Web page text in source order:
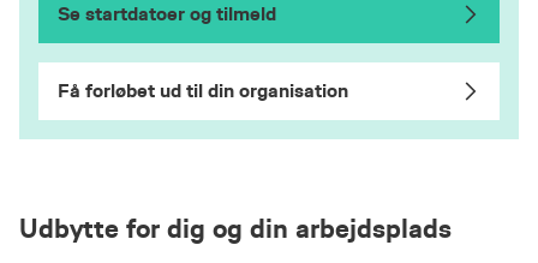
Se startdatoer og tilmeld
Få forløbet ud til din organisation
Udbytte for dig og din arbejdsplads